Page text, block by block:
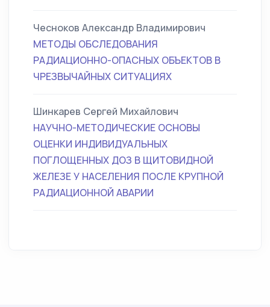
Чесноков Александр Владимирович
МЕТОДЫ ОБСЛЕДОВАНИЯ
РАДИАЦИОННО-ОПАСНЫХ ОБЪЕКТОВ В
ЧРЕЗВЫЧАЙНЫХ СИТУАЦИЯХ
Шинкарев Сергей Михайлович
НАУЧНО-МЕТОДИЧЕСКИЕ ОСНОВЫ
ОЦЕНКИ ИНДИВИДУАЛЬНЫХ
ПОГЛОЩЕННЫХ ДОЗ В ЩИТОВИДНОЙ
ЖЕЛЕЗЕ У НАСЕЛЕНИЯ ПОСЛЕ КРУПНОЙ
РАДИАЦИОННОЙ АВАРИИ